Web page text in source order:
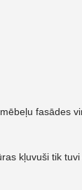
fasādes
kļuvuši tik